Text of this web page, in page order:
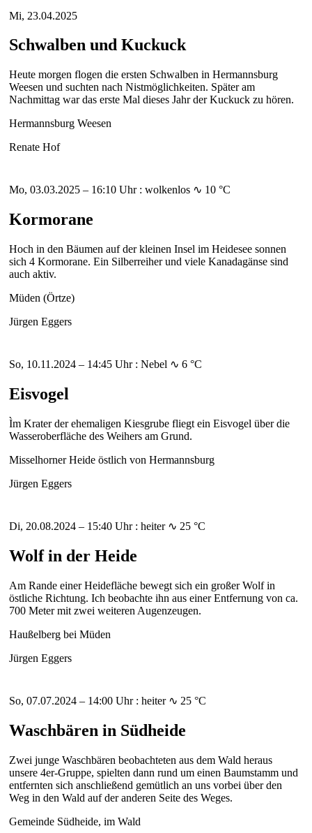
Mi, 23.04.2025
Schwalben und Kuckuck
Heute morgen flogen die ersten Schwalben in Hermannsburg
Weesen und suchten nach Nistmöglichkeiten. Später am
Nachmittag war das erste Mal dieses Jahr der Kuckuck zu hören.
Hermannsburg Weesen
Renate Hof
Mo, 03.03.2025 – 16:10 Uhr : wolkenlos ∿ 10 °C
Kormorane
Hoch in den Bäumen auf der kleinen Insel im Heidesee sonnen
sich 4 Kormorane. Ein Silberreiher und viele Kanadagänse sind
auch aktiv.
Müden (Örtze)
Jürgen Eggers
So, 10.11.2024 – 14:45 Uhr : Nebel ∿ 6 °C
Eisvogel
Ìm Krater der ehemaligen Kiesgrube fliegt ein Eisvogel über die
Wasseroberfläche des Weihers am Grund.
Misselhorner Heide östlich von Hermannsburg
Jürgen Eggers
Di, 20.08.2024 – 15:40 Uhr : heiter ∿ 25 °C
Wolf in der Heide
Am Rande einer Heidefläche bewegt sich ein großer Wolf in
östliche Richtung. Ich beobachte ihn aus einer Entfernung von ca.
700 Meter mit zwei weiteren Augenzeugen.
Haußelberg bei Müden
Jürgen Eggers
So, 07.07.2024 – 14:00 Uhr : heiter ∿ 25 °C
Waschbären in Südheide
Zwei junge Waschbären beobachteten aus dem Wald heraus
unsere 4er-Gruppe, spielten dann rund um einen Baumstamm und
entfernten sich anschließend gemütlich an uns vorbei über den
Weg in den Wald auf der anderen Seite des Weges.
Gemeinde Südheide, im Wald